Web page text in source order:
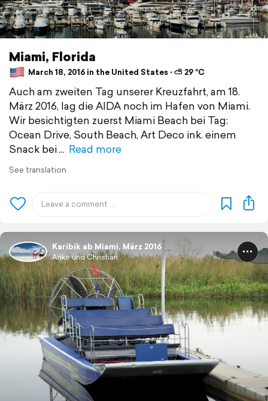
Miami, Florida
March 18, 2016 in the United States ⋅ ⛅ 29 °C
Auch am zweiten Tag unserer Kreuzfahrt, am 18.
März 2016, lag die AIDA noch im Hafen von Miami.
Wir besichtigten zuerst Miami Beach bei Tag:
Ocean Drive, South Beach, Art Deco ink. einem
Snack bei
Read more
See translation
Karibik ab Miami, März 2016
Anke und Christian